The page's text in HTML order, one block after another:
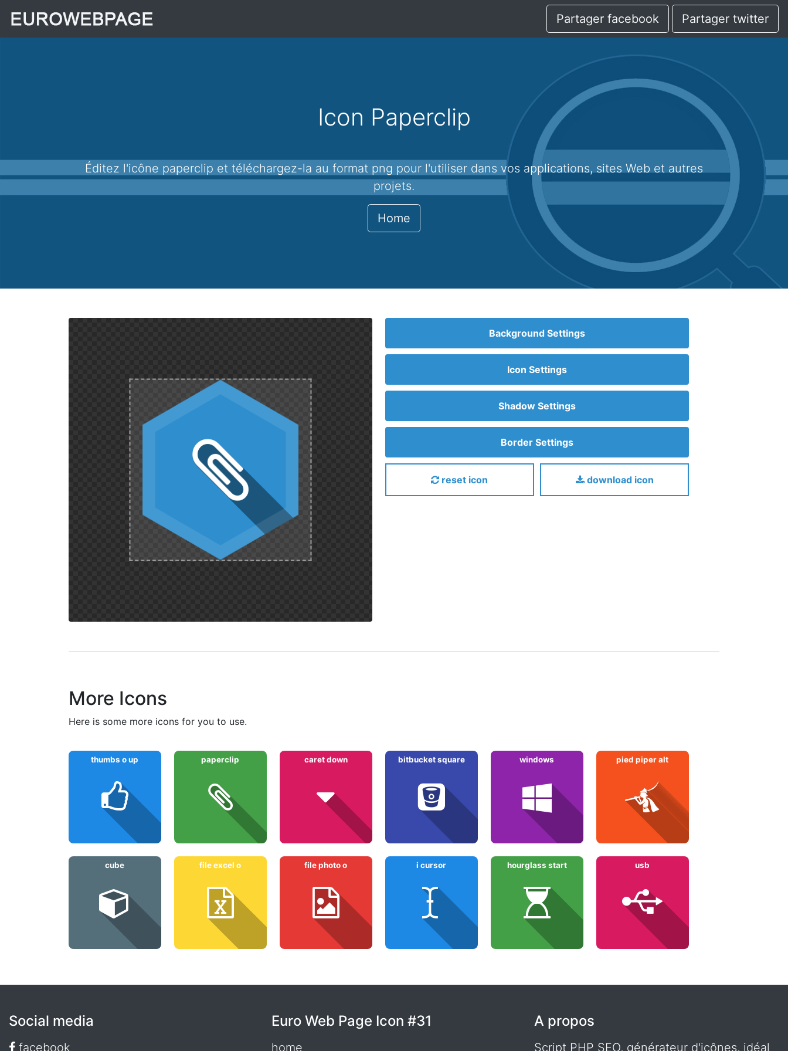
Partager facebook Partager twitter
Icon Paperclip
Éditez l'icône paperclip et téléchargez-la au format png pour l'utiliser dans vos applications, sites Web et autres
projets.
Home
Background Settings
Icon Settings
Shadow Settings
Border Settings
reset icon download icon
More Icons
here is some more icons for you to use.
thumbs o up paperclip caret down bitbucket square windows pied piper alt
cube file excel o file photo o i cursor hourglass start usb
Social media
facebook
Euro Web Page Icon #31
home
A propos
Script PHP SEO, générateur d'icônes, idéal